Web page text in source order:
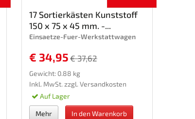
17 Sortierkästen Kunststoff
150 x 75 x 45 mm. -...
Einsaetze-Fuer-Werkstattwagen
€ 34,95 € 37,62
Gewicht: 0.88 kg
Inkl. MwSt. zzgl. Versandkosten
Auf Lager
Mehr In den Warenkorb